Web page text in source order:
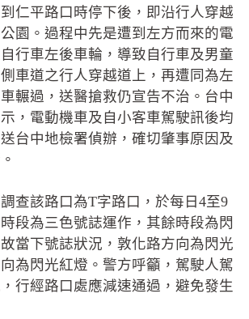
仁平路口時停下後，即沿行人穿越
園。過程中先是遭到左方而來的電
行車左後車輪，導致自行車及男童
車道之行人穿越道上，再遭同為左
輾過，送醫搶救仍宣告不治。台中
，電動機車及自小客車駕駛訊後均
台中地檢署偵辦，確切肇事原因及
查該路口為T字路口，於每日4至9
段為三色號誌運作，其餘時段為閃
當下號誌狀況，敦化路方向為閃光
為閃光紅燈。警方呼籲，駕駛人駕
行經路口處應減速通過，避免發生